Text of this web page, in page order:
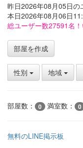
昨日2026年08月05日の
本日2026年08月06日
総ユーザー数27591名
部屋を作成
性別 地域
部屋数： 0 満室数： 0
無料のLINE掲示板